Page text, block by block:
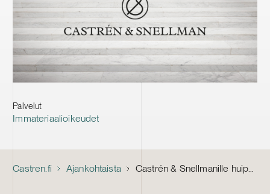
Palvelut
Immateriaalioikeudet
Castren.fi Ajankohtaista Castrén & Snellmanille huippuarviot uusimmassa IAM Patent 1000 -julkaisussa